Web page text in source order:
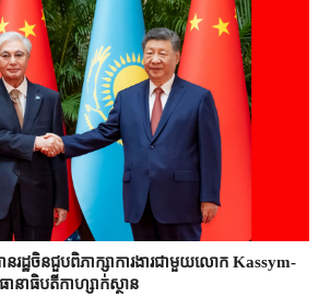
រដ្ឋចិន​ជួបពិភាក្សា​ការងារជាមួយ​លោក Kassym-
នាធិបតី​កាហ្សាក់ស្ថាន​